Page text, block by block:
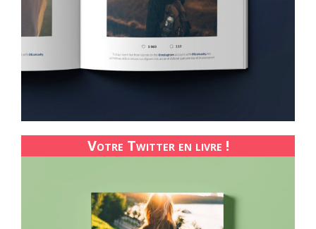
Votre Twitter en livre !